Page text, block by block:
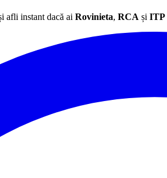
afli instant dacă ai Rovinieta, RCA și ITP